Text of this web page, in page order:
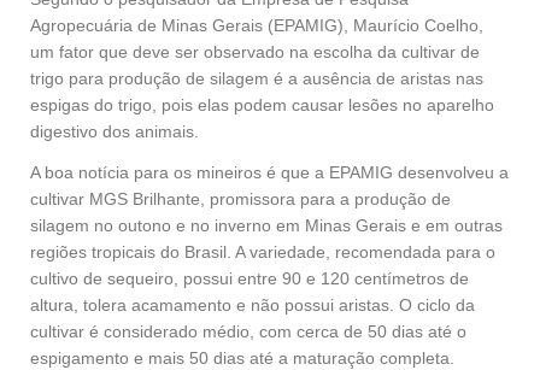
Agropecuária de Minas Gerais (EPAMIG), Maurício Coelho,
um fator que deve ser observado na escolha da cultivar de
trigo para produção de silagem é a ausência de aristas nas
espigas do trigo, pois elas podem causar lesões no aparelho
digestivo dos animais.
A boa notícia para os mineiros é que a EPAMIG desenvolveu a
cultivar MGS Brilhante, promissora para a produção de
silagem no outono e no inverno em Minas Gerais e em outras
regiões tropicais do Brasil. A variedade, recomendada para o
cultivo de sequeiro, possui entre 90 e 120 centímetros de
altura, tolera acamamento e não possui aristas. O ciclo da
cultivar é considerado médio, com cerca de 50 dias até o
espigamento e mais 50 dias até a maturação completa.